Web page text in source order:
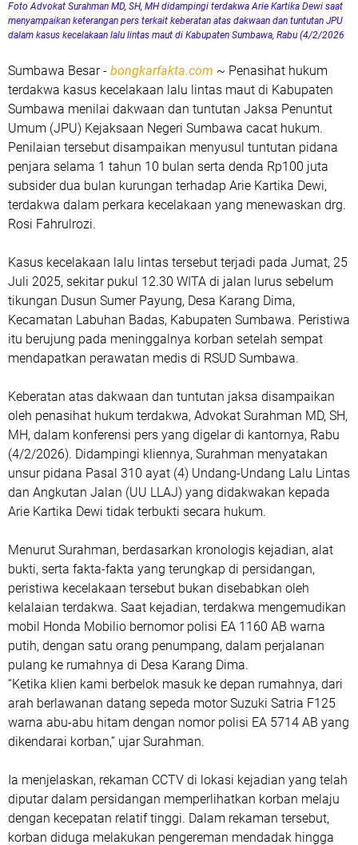
Foto Advokat Surahman MD, SH, MH didampingi terdakwa Arie Kartika Dewi saat
menyampaikan keterangan pers terkait keberatan atas dakwaan dan tuntutan JPU
dalam kasus kecelakaan lalu lintas maut di Kabupaten Sumbawa, Rabu (4/2/2026
Sumbawa Besar - bongkarfakta.com ~ Penasihat hukum
terdakwa kasus kecelakaan lalu lintas maut di Kabupaten
Sumbawa menilai dakwaan dan tuntutan Jaksa Penuntut
Umum (JPU) Kejaksaan Negeri Sumbawa cacat hukum.
Penilaian tersebut disampaikan menyusul tuntutan pidana
penjara selama 1 tahun 10 bulan serta denda Rp100 juta
subsider dua bulan kurungan terhadap Arie Kartika Dewi,
terdakwa dalam perkara kecelakaan yang menewaskan drg.
Rosi Fahrulrozi.
Kasus kecelakaan lalu lintas tersebut terjadi pada Jumat, 25
Juli 2025, sekitar pukul 12.30 WITA di jalan lurus sebelum
tikungan Dusun Sumer Payung, Desa Karang Dima,
Kecamatan Labuhan Badas, Kabupaten Sumbawa. Peristiwa
itu berujung pada meninggalnya korban setelah sempat
mendapatkan perawatan medis di RSUD Sumbawa.
Keberatan atas dakwaan dan tuntutan jaksa disampaikan
oleh penasihat hukum terdakwa, Advokat Surahman MD, SH,
MH, dalam konferensi pers yang digelar di kantornya, Rabu
(4/2/2026). Didampingi kliennya, Surahman menyatakan
unsur pidana Pasal 310 ayat (4) Undang-Undang Lalu Lintas
dan Angkutan Jalan (UU LLAJ) yang didakwakan kepada
Arie Kartika Dewi tidak terbukti secara hukum.
Menurut Surahman, berdasarkan kronologis kejadian, alat
bukti, serta fakta-fakta yang terungkap di persidangan,
peristiwa kecelakaan tersebut bukan disebabkan oleh
kelalaian terdakwa. Saat kejadian, terdakwa mengemudikan
mobil Honda Mobilio bernomor polisi EA 1160 AB warna
putih, dengan satu orang penumpang, dalam perjalanan
pulang ke rumahnya di Desa Karang Dima.
“Ketika klien kami berbelok masuk ke depan rumahnya, dari
arah berlawanan datang sepeda motor Suzuki Satria F125
warna abu-abu hitam dengan nomor polisi EA 5714 AB yang
dikendarai korban,” ujar Surahman.
Ia menjelaskan, rekaman CCTV di lokasi kejadian yang telah
diputar dalam persidangan memperlihatkan korban melaju
dengan kecepatan relatif tinggi. Dalam rekaman tersebut,
korban diduga melakukan pengereman mendadak hingga